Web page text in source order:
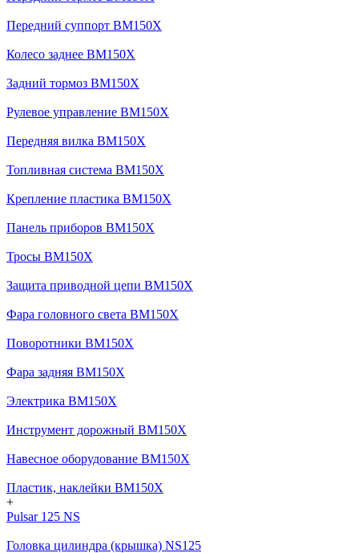
Передний суппорт BM150X
Колесо заднее BM150X
Задний тормоз BM150X
Рулевое управление BM150X
Передняя вилка BM150X
Топливная система BM150X
Крепление пластика BM150X
Панель приборов BM150X
Тросы BM150X
Защита приводной цепи BM150X
Фара головного света BM150X
Поворотники BM150X
Фара задняя BM150X
Электрика BM150X
Инструмент дорожный BM150X
Навесное оборудование BM150X
Пластик, наклейки BM150X
+
Pulsar 125 NS
Головка цилиндра (крышка) NS125